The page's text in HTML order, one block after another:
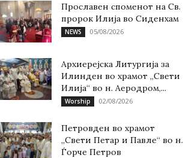
Прославен споменот на Св.
пророк Илија во Сиденхам
NEWS 05/08/2026
Архиерејска Литургија за
Илинден во храмот „Свети
Илија“ во н. Аеродром,...
Worship 02/08/2026
Петровден во храмот
„Свети Петар и Павле“ во н.
Ѓорче Петров